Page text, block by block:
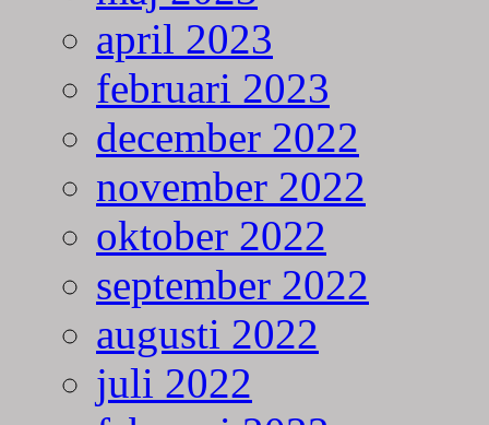
april 2023
februari 2023
december 2022
november 2022
oktober 2022
september 2022
augusti 2022
juli 2022